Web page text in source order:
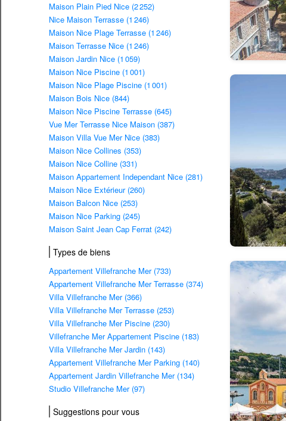
Maison Plain Pied Nice (2 252)
Nice Maison Terrasse (1 246)
Maison Nice Plage Terrasse (1 246)
Maison Terrasse Nice (1 246)
Maison Jardin Nice (1 059)
Maison Nice Piscine (1 001)
Maison Nice Plage Piscine (1 001)
Maison Bois Nice (844)
Maison Nice Piscine Terrasse (645)
Vue Mer Terrasse Nice Maison (387)
Maison Villa Vue Mer Nice (383)
Maison Nice Collines (353)
Maison Nice Colline (331)
Maison Appartement Independant Nice (281)
Maison Nice Extérieur (260)
Maison Balcon Nice (253)
Maison Nice Parking (245)
Maison Saint Jean Cap Ferrat (242)
Types de biens
Appartement Villefranche Mer (733)
Appartement Villefranche Mer Terrasse (374)
Villa Villefranche Mer (366)
Villa Villefranche Mer Terrasse (253)
Villa Villefranche Mer Piscine (230)
Villefranche Mer Appartement Piscine (183)
Villa Villefranche Mer Jardin (143)
Appartement Villefranche Mer Parking (140)
Appartement Jardin Villefranche Mer (134)
Studio Villefranche Mer (97)
Suggestions pour vous